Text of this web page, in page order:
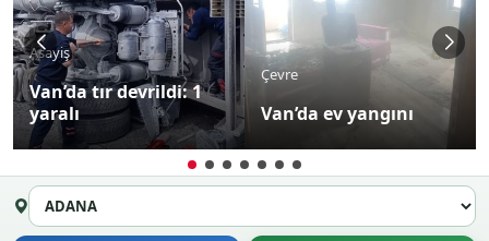
Asayiş
Van’da tır devrildi: 1
yaralı
Çevre
Van’da ev yangını